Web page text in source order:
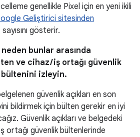
genellikle Pixel için en yeni ikili
Geliştirici sitesinden
gösterir.
neden bunlar arasında
ve cihaz / iş ortağı güvenlik
izleyin.
güvenlik açıkları en son
bildirmek için bülten gerekir en iyi
Güvenlik açıkları ve belgedeki
ortağı güvenlik bültenlerinde